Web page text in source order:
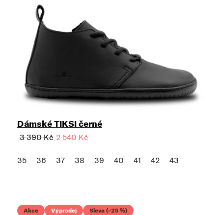
Dámské TIKSI černé
3 390 Kč 2 540 Kč
35 36 37 38 39 40 41 42 43
Akce Výprodej Sleva (–25 %)